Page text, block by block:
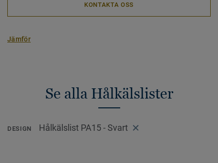
KONTAKTA OSS
Jämför
Se alla Hålkälslister
DESIGN Hålkälslist PA15 - Svart